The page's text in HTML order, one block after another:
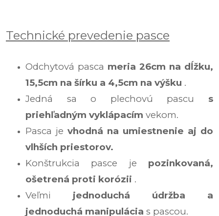
Technické prevedenie pasce
Odchytová pasca meria 26cm na dĺžku,
15,5cm na šírku a 4,5cm na výšku .
Jedná sa o plechovú pascu s
priehľadným vyklápacím vekom.
Pasca je vhodná na umiestnenie aj do
vlhších priestorov.
Konštrukcia pasce je pozinkovaná,
ošetrená proti korózii .
Veľmi jednoduchá údržba a
jednoduchá manipulácia s pascou.